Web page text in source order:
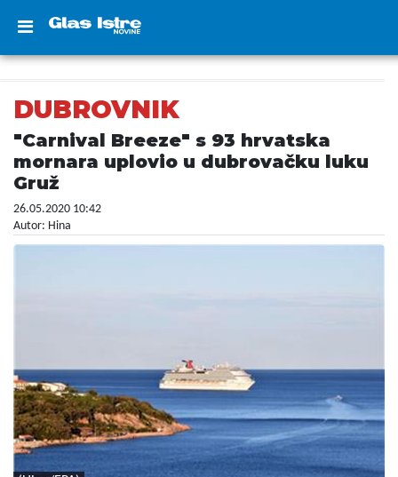
DUBROVNIK
"Carnival Breeze" s 93 hrvatska
mornara uplovio u dubrovačku luku
Gruž
26.05.2020 10:42
Autor: Hina